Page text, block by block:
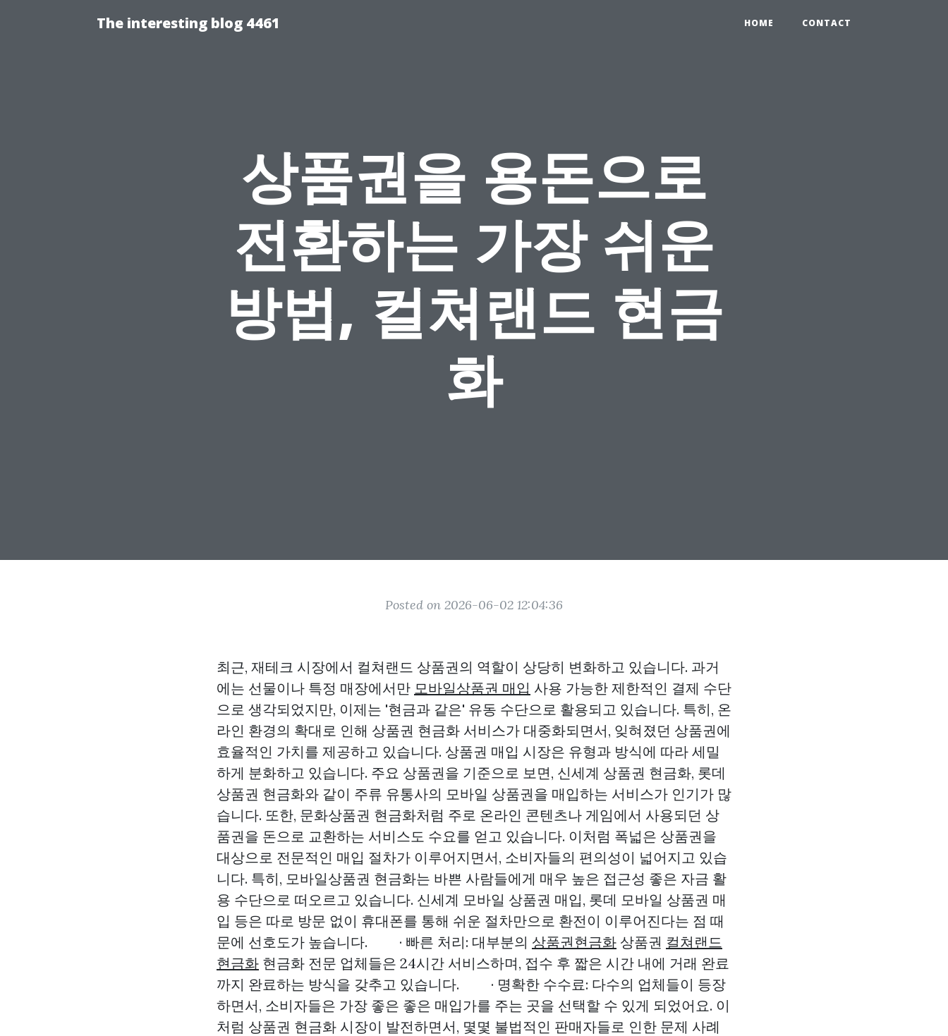
The interesting blog 4461 HOME CONTACT
상품권을 용돈으로
전환하는 가장 쉬운
방법, 컬쳐랜드 현금
화
Posted on 2026-06-02 12:04:36
최근, 재테크 시장에서 컬쳐랜드 상품권의 역할이 상당히 변화하고 있습니다. 과거
에는 선물이나 특정 매장에서만 모바일상품권 매입 사용 가능한 제한적인 결제 수단
으로 생각되었지만, 이제는 '현금과 같은' 유동 수단으로 활용되고 있습니다. 특히, 온
라인 환경의 확대로 인해 상품권 현금화 서비스가 대중화되면서, 잊혀졌던 상품권에
효율적인 가치를 제공하고 있습니다. 상품권 매입 시장은 유형과 방식에 따라 세밀
하게 분화하고 있습니다. 주요 상품권을 기준으로 보면, 신세계 상품권 현금화, 롯데
상품권 현금화와 같이 주류 유통사의 모바일 상품권을 매입하는 서비스가 인기가 많
습니다. 또한, 문화상품권 현금화처럼 주로 온라인 콘텐츠나 게임에서 사용되던 상
품권을 돈으로 교환하는 서비스도 수요를 얻고 있습니다. 이처럼 폭넓은 상품권을
대상으로 전문적인 매입 절차가 이루어지면서, 소비자들의 편의성이 넓어지고 있습
니다. 특히, 모바일상품권 현금화는 바쁜 사람들에게 매우 높은 접근성 좋은 자금 활
용 수단으로 떠오르고 있습니다. 신세계 모바일 상품권 매입, 롯데 모바일 상품권 매
입 등은 따로 방문 없이 휴대폰를 통해 쉬운 절차만으로 환전이 이루어진다는 점 때
문에 선호도가 높습니다. · 빠른 처리: 대부분의 상품권현금화 상품권 컬쳐랜드
현금화 현금화 전문 업체들은 24시간 서비스하며, 접수 후 짧은 시간 내에 거래 완료
까지 완료하는 방식을 갖추고 있습니다. · 명확한 수수료: 다수의 업체들이 등장
하면서, 소비자들은 가장 좋은 좋은 매입가를 주는 곳을 선택할 수 있게 되었어요. 이
처럼 상품권 현금화 시장이 발전하면서, 몇몇 불법적인 판매자들로 인한 문제 사례